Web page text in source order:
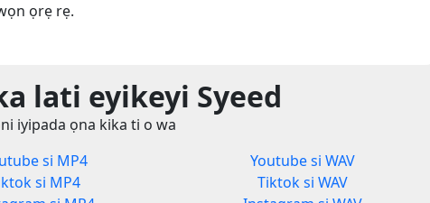
ọrẹ rẹ.
lati eyikeyi Syeed
iyipada ọna kika ti o wa
si MP4
si MP4
Youtube si WAV
Tiktok si WAV